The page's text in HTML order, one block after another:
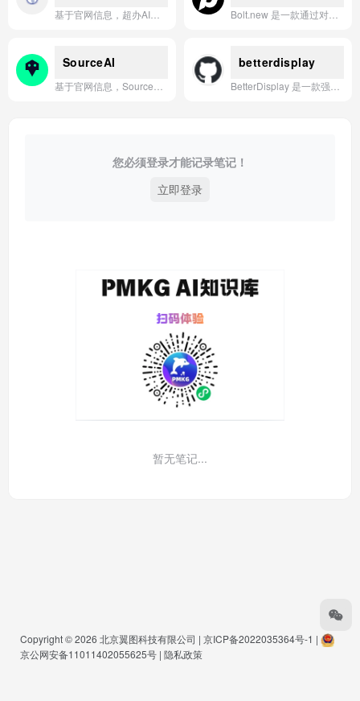
SourceAI betterdisplay
您必须登录才能记录笔记！
立即登录
暂无笔记...
Copyright © 2026 北京翼图科技有限公司 | 京ICP备2022035364号-1 |
京公网安备11011402055625号 | 隐私政策